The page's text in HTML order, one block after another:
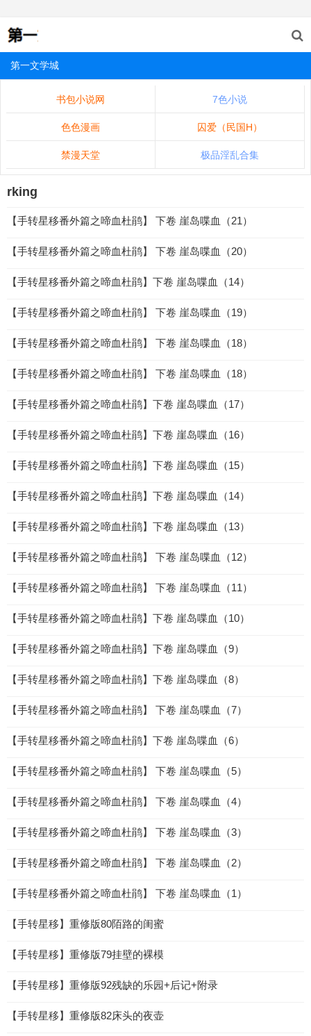
第一文学城
书包小说网 7色小说
色色漫画 囚爱（民国H）
禁漫天堂 极品淫乱合集
rking
【手转星移番外篇之啼血杜鹃】 下卷 崖岛喋血（21）
【手转星移番外篇之啼血杜鹃】 下卷 崖岛喋血（20）
【手转星移番外篇之啼血杜鹃】下卷 崖岛喋血（14）
【手转星移番外篇之啼血杜鹃】 下卷 崖岛喋血（19）
【手转星移番外篇之啼血杜鹃】 下卷 崖岛喋血（18）
【手转星移番外篇之啼血杜鹃】 下卷 崖岛喋血（18）
【手转星移番外篇之啼血杜鹃】下卷 崖岛喋血（17）
【手转星移番外篇之啼血杜鹃】下卷 崖岛喋血（16）
【手转星移番外篇之啼血杜鹃】下卷 崖岛喋血（15）
【手转星移番外篇之啼血杜鹃】下卷 崖岛喋血（14）
【手转星移番外篇之啼血杜鹃】下卷 崖岛喋血（13）
【手转星移番外篇之啼血杜鹃】 下卷 崖岛喋血（12）
【手转星移番外篇之啼血杜鹃】 下卷 崖岛喋血（11）
【手转星移番外篇之啼血杜鹃】下卷 崖岛喋血（10）
【手转星移番外篇之啼血杜鹃】下卷 崖岛喋血（9）
【手转星移番外篇之啼血杜鹃】下卷 崖岛喋血（8）
【手转星移番外篇之啼血杜鹃】 下卷 崖岛喋血（7）
【手转星移番外篇之啼血杜鹃】下卷 崖岛喋血（6）
【手转星移番外篇之啼血杜鹃】 下卷 崖岛喋血（5）
【手转星移番外篇之啼血杜鹃】 下卷 崖岛喋血（4）
【手转星移番外篇之啼血杜鹃】 下卷 崖岛喋血（3）
【手转星移番外篇之啼血杜鹃】 下卷 崖岛喋血（2）
【手转星移番外篇之啼血杜鹃】 下卷 崖岛喋血（1）
【手转星移】重修版80陌路的闺蜜
【手转星移】重修版79挂壁的裸模
【手转星移】重修版92残缺的乐园+后记+附录
【手转星移】重修版82床头的夜壶